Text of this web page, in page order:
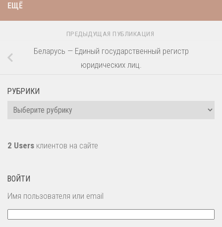
ЕЩЁ
ПРЕДЫДУЩАЯ ПУБЛИКАЦИЯ
Беларусь — Единый государственный регистр
юридических лиц.
РУБРИКИ
Рубрики
2 Users клиентов на сайте
ВОЙТИ
Имя пользователя или email